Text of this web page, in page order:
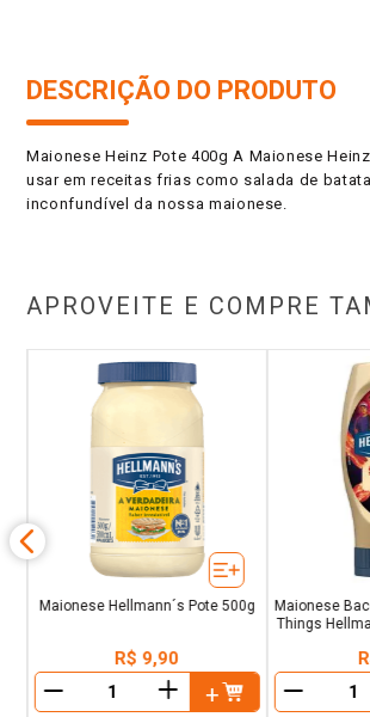
DESCRIÇÃO DO PRODUTO
Maionese Heinz Pote 400g A Maionese
usar em receitas frias como salada de
inconfundível da nossa maionese.
APROVEITE E COMPRE
Maionese Hellmann´s Pote 500g
R$ 9,90
＋
Maionese
Things